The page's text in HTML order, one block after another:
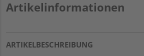
Artikelinformationen
ARTIKELBESCHREIBUNG